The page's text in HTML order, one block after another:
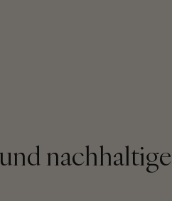
nachhaltige